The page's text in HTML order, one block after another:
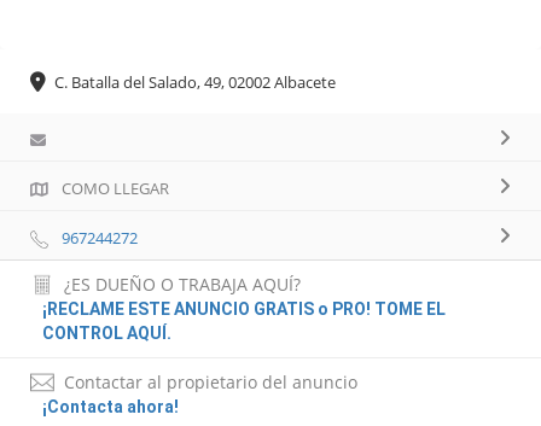
C. Batalla del Salado, 49, 02002 Albacete
COMO LLEGAR
967244272
¿ES DUEÑO O TRABAJA AQUÍ?
¡RECLAME ESTE ANUNCIO GRATIS o PRO! TOME EL
CONTROL AQUÍ.
Contactar al propietario del anuncio
¡Contacta ahora!